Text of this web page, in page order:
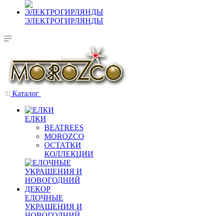
ЭЛЕКТРОГИРЛЯНДЫ
Каталог
ЕЛКИ
BEATREES
MOROZCO
ОСТАТКИ
КОЛЛЕКЦИИ
ЕЛОЧНЫЕ
УКРАШЕНИЯ И